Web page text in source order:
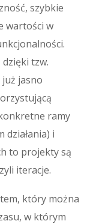
szybkie
wartości w
tzw.
jasno
ramy
działania) i
to projekty są
iteracje.
który można
w którym